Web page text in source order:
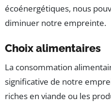
écoénergétiques, nous
diminuer notre empreinte.
Choix alimentaires
La consommation
significative de notre
riches en viande ou les